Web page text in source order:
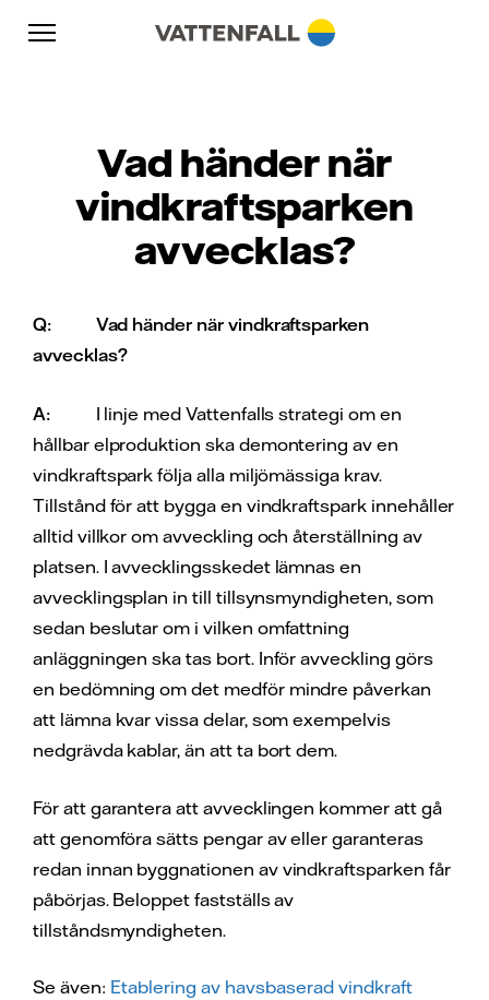
Skip to content
Gå till huvudnavigeringen
Gå till sidfoten
Vad händer när
vindkraftsparken
avvecklas?
Q:
Vad händer när vindkraftsparken
avvecklas?
A:
I linje med Vattenfalls strategi om en
hållbar elproduktion ska demontering av en
vindkraftspark följa alla miljömässiga krav.
Tillstånd för att bygga en vindkraftspark innehåller
alltid villkor om avveckling och återställning av
platsen. I avvecklingsskedet lämnas en
avvecklingsplan in till tillsynsmyndigheten, som
sedan beslutar om i vilken omfattning
anläggningen ska tas bort. Inför avveckling görs
en bedömning om det medför mindre påverkan
att lämna kvar vissa delar, som exempelvis
nedgrävda kablar, än att ta bort dem.
För att garantera att avvecklingen kommer att gå
att genomföra sätts pengar av eller garanteras
redan innan byggnationen av vindkraftsparken får
påbörjas. Beloppet fastställs av
tillståndsmyndigheten.
Se även: Etablering av havsbaserad vindkraft
Gå till huvudnavigeringen